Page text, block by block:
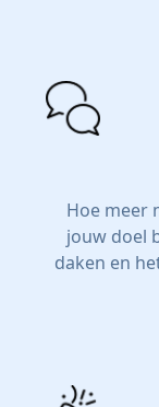
Hoe meer
jouw doel
daken en